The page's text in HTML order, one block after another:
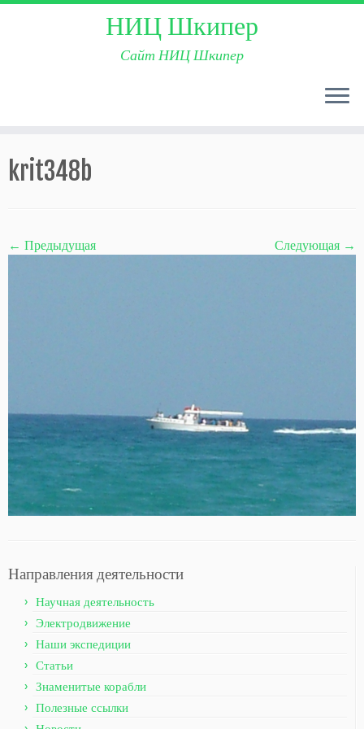
to
content
НИЦ Шкипер
Сайт НИЦ Шкипер
krit348b
← Предыдущая Следующая →
Направления деятельности
Научная деятельность
Электродвижение
Наши экспедиции
Статьи
Знаменитые корабли
Полезные ссылки